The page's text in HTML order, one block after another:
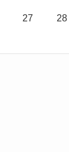
27 28